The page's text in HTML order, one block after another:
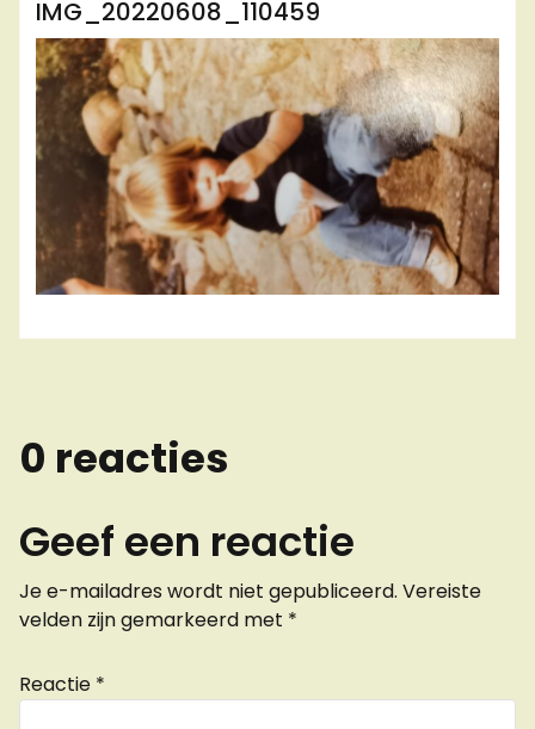
IMG_20220608_110459
0 reacties
Geef een reactie
Je e-mailadres wordt niet gepubliceerd. Vereiste
velden zijn gemarkeerd met *
Reactie *